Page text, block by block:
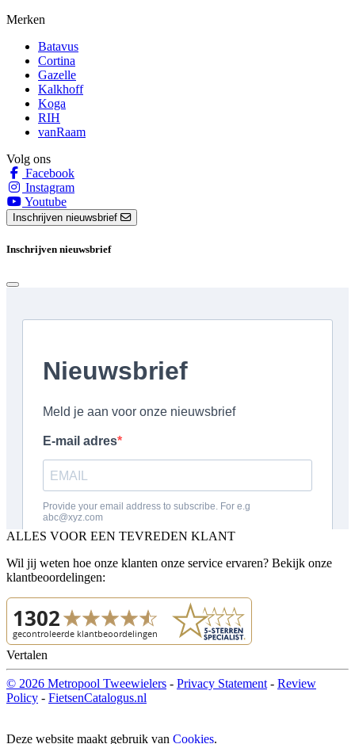
Merken
Batavus
Cortina
Gazelle
Kalkhoff
Koga
RIH
vanRaam
Volg ons
Facebook
Instagram
Youtube
Inschrijven nieuwsbrief
Inschrijven nieuwsbrief
ALLES VOOR EEN TEVREDEN KLANT
Wil jij weten hoe onze klanten onze service ervaren? Bekijk onze
klantbeoordelingen:
Vertalen
© 2026 Metropool Tweewielers - Privacy Statement - Review
Policy - FietsenCatalogus.nl
Deze website maakt gebruik van Cookies.